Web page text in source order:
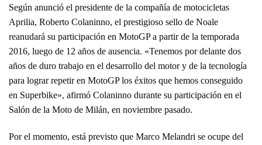
Según anunció el presidente de la compañía de motocicletas
Aprilia, Roberto Colaninno, el prestigioso sello de Noale
reanudará su participación en MotoGP a partir de la temporada
2016, luego de 12 años de ausencia. «Tenemos por delante dos
años de duro trabajo en el desarrollo del motor y de la tecnología
para lograr repetir en MotoGP los éxitos que hemos conseguido
en Superbike», afirmó Colaninno durante su participación en el
Salón de la Moto de Milán, en noviembre pasado.
Por el momento, está previsto que Marco Melandri se ocupe del